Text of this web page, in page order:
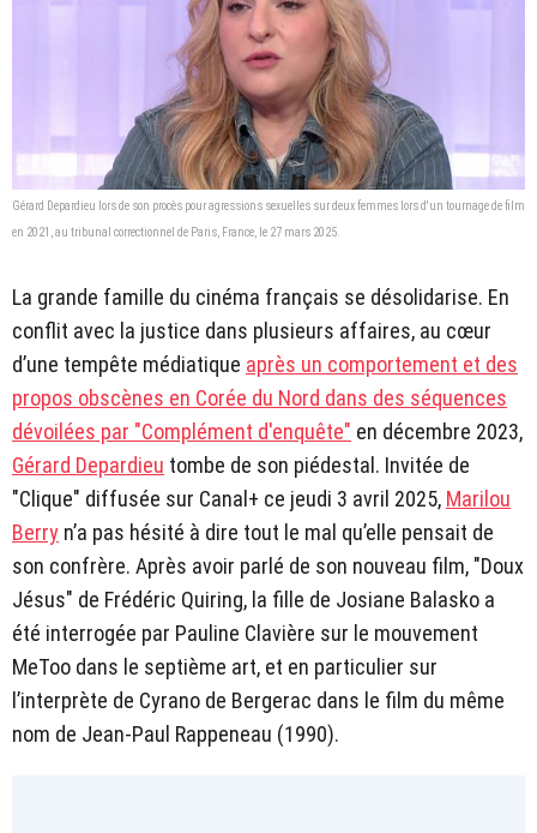
Gérard Depardieu lors de son procès pour agressions sexuelles sur deux femmes lors d'un tournage de film
en 2021, au tribunal correctionnel de Paris, France, le 27 mars 2025.
La grande famille du cinéma français se désolidarise. En
conflit avec la justice dans plusieurs affaires, au cœur
d’une tempête médiatique après un comportement et des
propos obscènes en Corée du Nord dans des séquences
dévoilées par "Complément d'enquête" en décembre 2023,
Gérard Depardieu tombe de son piédestal. Invitée de
"Clique" diffusée sur Canal+ ce jeudi 3 avril 2025, Marilou
Berry n’a pas hésité à dire tout le mal qu’elle pensait de
son confrère. Après avoir parlé de son nouveau film, "Doux
Jésus" de Frédéric Quiring, la fille de Josiane Balasko a
été interrogée par Pauline Clavière sur le mouvement
MeToo dans le septième art, et en particulier sur
l’interprète de Cyrano de Bergerac dans le film du même
nom de Jean-Paul Rappeneau (1990).